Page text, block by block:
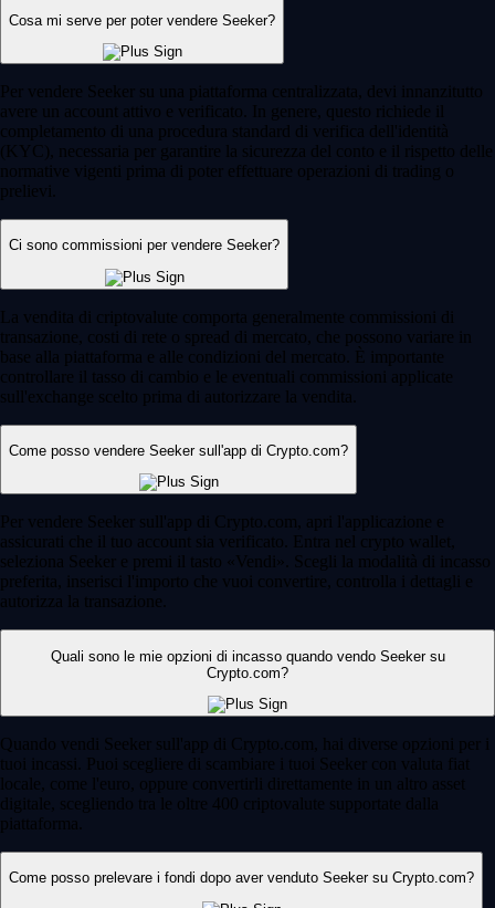
Cosa mi serve per poter vendere Seeker?
Per vendere Seeker su una piattaforma centralizzata, devi innanzitutto
avere un account attivo e verificato. In genere, questo richiede il
completamento di una procedura standard di verifica dell'identità
(KYC), necessaria per garantire la sicurezza del conto e il rispetto delle
normative vigenti prima di poter effettuare operazioni di trading o
prelievi.
Ci sono commissioni per vendere Seeker?
La vendita di criptovalute comporta generalmente commissioni di
transazione, costi di rete o spread di mercato, che possono variare in
base alla piattaforma e alle condizioni del mercato. È importante
controllare il tasso di cambio e le eventuali commissioni applicate
sull'exchange scelto prima di autorizzare la vendita.
Come posso vendere Seeker sull'app di Crypto.com?
Per vendere Seeker sull'app di Crypto.com, apri l'applicazione e
assicurati che il tuo account sia verificato. Entra nel crypto wallet,
seleziona Seeker e premi il tasto «Vendi». Scegli la modalità di incasso
preferita, inserisci l'importo che vuoi convertire, controlla i dettagli e
autorizza la transazione.
Quali sono le mie opzioni di incasso quando vendo Seeker su
Crypto.com?
Quando vendi Seeker sull'app di Crypto.com, hai diverse opzioni per i
tuoi incassi. Puoi scegliere di scambiare i tuoi Seeker con valuta fiat
locale, come l'euro, oppure convertirli direttamente in un altro asset
digitale, scegliendo tra le oltre 400 criptovalute supportate dalla
piattaforma.
Come posso prelevare i fondi dopo aver venduto Seeker su Crypto.com?